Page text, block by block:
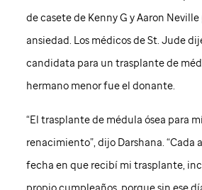
de casete de Kenny G y Aaron
ansiedad. Los médicos deSt. Jude
candidata para un trasplante de
hermano menor fue el donante.
“El trasplante de médula ósea para
renacimiento”, dijo Darshana. “Cada
fecha en que recibí mi trasplante,